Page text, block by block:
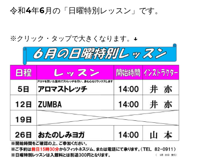
令和4年6月の「日曜特別レッスン」です。
※クリック・タップで大きくなります。↓